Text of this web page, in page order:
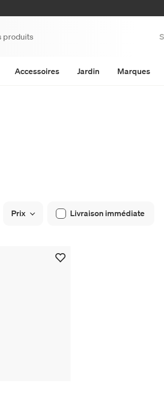
Accessoires Jardin Marques
Prix Livraison immédiate